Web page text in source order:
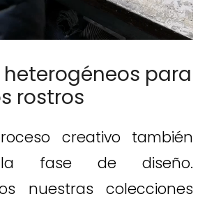
heterogéneos para
rostros
creativo también
fase de diseño.
nuestras colecciones